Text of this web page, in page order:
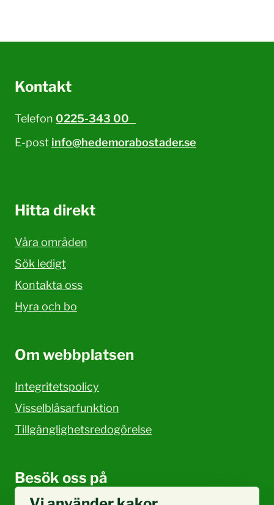
Kontakt
Telefon 0225-343 00
E-post info@hedemorabostader.se
Hitta direkt
Våra områden
Sök ledigt
Kontakta oss
Hyra och bo
Om webbplatsen
Integritetspolicy
Visselblåsarfunktion
Tillgänglighetsredogörelse
Besök oss på